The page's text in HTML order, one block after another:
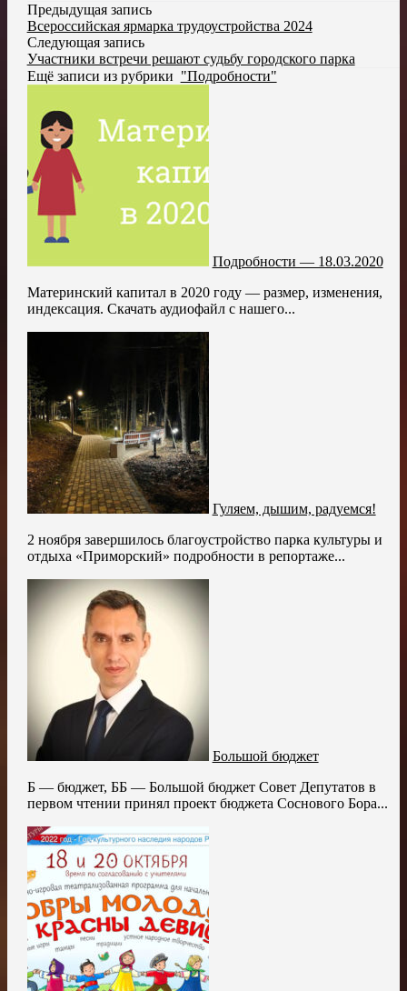
Предыдущая запись
Всероссийская ярмарка трудоустройства 2024
Следующая запись
Участники встречи решают судьбу городского парка
Ещё записи из рубрики "Подробности"
Подробности — 18.03.2020
Материнский капитал в 2020 году — размер, изменения,
индексация. Скачать аудиофайл с нашего...
Гуляем, дышим, радуемся!
2 ноября завершилось благоустройство парка культуры и
отдыха «Приморский» подробности в репортаже...
Большой бюджет
Б — бюджет, ББ — Большой бюджет Совет Депутатов в
первом чтении принял проект бюджета Соснового Бора...